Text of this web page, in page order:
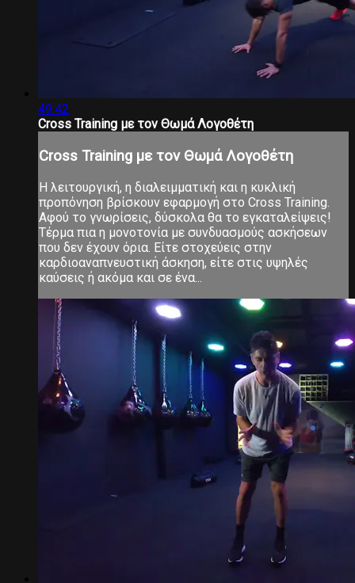
49:42
Cross Training με τον Θωμά Λογοθέτη
Cross Training με τον Θωμά Λογοθέτη
Η λειτουργική, η διαλειμματική και η κυκλική
προπόνηση βρίσκουν εφαρμογή στο Cross Training.
Αφού το γνωρίσεις, δύσκολα θα το εγκαταλείψεις!
Τέρμα πια η μονοτονία με συνδυασμούς ασκήσεων
που δεν έχουν όρια. Είτε στοχεύεις στην
καρδιοαναπνευστική άσκηση, είτε στις υψηλές
καύσεις ή ακόμα και σε ένα...